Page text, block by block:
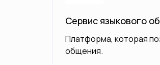
Сервис языкового
Платформа, которая
общения.